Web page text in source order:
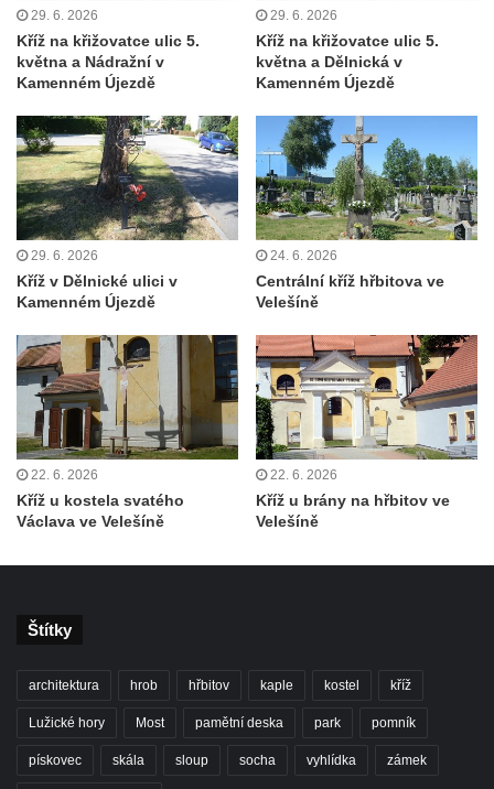
Misijní kříž na kostele svatého Václava v
Rychnově u Jablonce nad Nisou
Kříž u domu čp. 23 v Pulečném
Kříž u rozcestí u domu čp. 53 v Maršovicích
Centrální kříž hřbitova v Krásné u Pěnčína
Boží muka v zámeckém parku Dolního
zámku v Teplicích nad Metují
Kříž na náměstí Aloise Jiráska v Teplicích
nad Metují
Teplicích nad Metují
Kříž na hřbitově v Teplicích nad Metují
Boží muka nad pramenem U svatého
Antoníčka v Teplicích nad Metují
Kříž u kostela Nanebevzetí Panny Marie v
Polici nad Metují
Centrální kříž hřbitova Vlčí Hora
29. 6. 2026
Kříž na křižovatce ulic 5.
května a Nádražní v
Kamenném Újezdě
29. 6. 2026
Kříž na křižovatce ulic 5.
května a Dělnická v
Kamenném Újezdě
29. 6. 2026
Kříž v Dělnické ulici v
Kamenném Újezdě
24. 6. 2026
Centrální kříž hřbitova ve
Velešíně
22. 6. 2026
Kříž u kostela svatého
Václava ve Velešíně
22. 6. 2026
Kříž u brány na hřbitov ve
Velešíně
Štítky
architektura hrob hřbitov kaple kostel kříž
Lužické hory Most pamětní deska park pomník
pískovec skála sloup socha vyhlídka zámek